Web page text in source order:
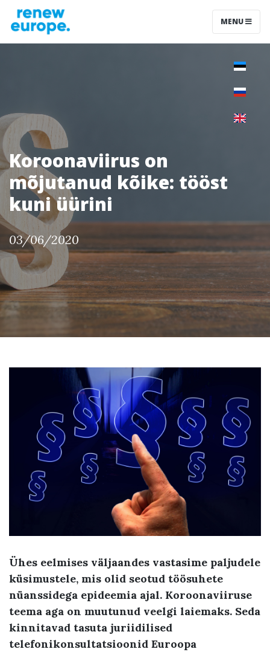
MENU
Koroonaviirus on
mõjutanud kõike: tööst
kuni üürini
03/06/2020
Ühes eelmises väljaandes vastasime paljudele
küsimustele, mis olid seotud töösuhete
nüanssidega epideemia ajal. Koroonaviiruse
teema aga on muutunud veelgi laiemaks. Seda
kinnitavad tasuta juriidilised
telefonikonsultatsioonid Euroopa